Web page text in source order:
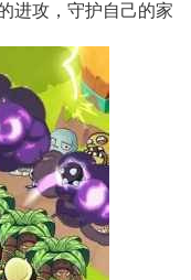
进攻，守护自己的家